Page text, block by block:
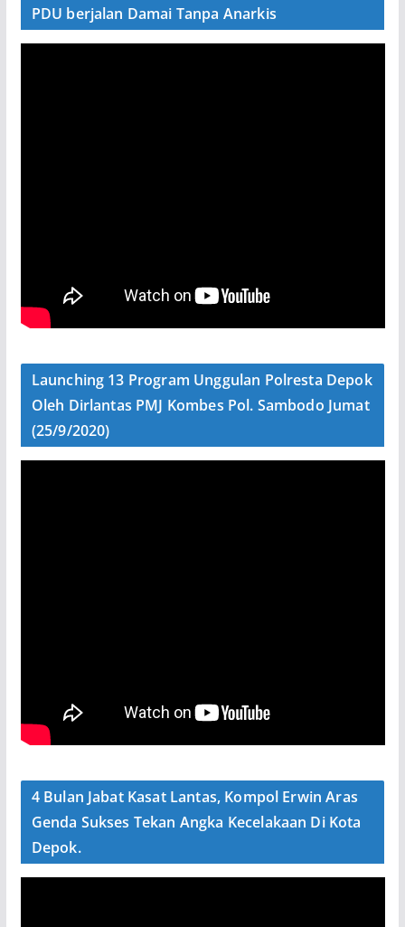
PDU berjalan Damai Tanpa Anarkis
Launching 13 Program Unggulan Polresta Depok
Oleh Dirlantas PMJ Kombes Pol. Sambodo Jumat
(25/9/2020)
4 Bulan Jabat Kasat Lantas, Kompol Erwin Aras
Genda Sukses Tekan Angka Kecelakaan Di Kota
Depok.